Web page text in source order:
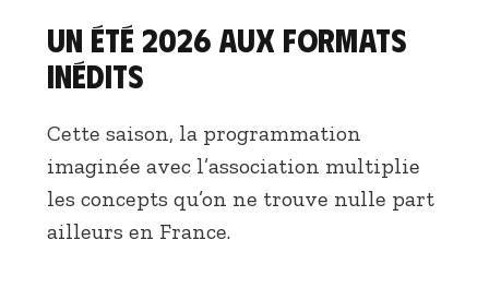
Un été 2026 aux formats
inédits
Cette saison, la programmation
imaginée avec l’association multiplie
les concepts qu’on ne trouve nulle part
ailleurs en France.